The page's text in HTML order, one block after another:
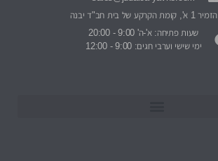
הזמיר 1 א', קומת הקרקע של בית חב"ד יבנה
שעות פתיחה: א'-ה' 9:00 - 20:00
ימי שישי וערבי חגים: 9:00 - 12:00